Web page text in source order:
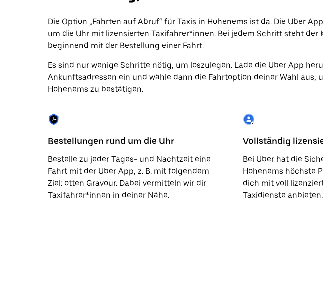
Drücke
die
Escape-
Taste,
um
den
Kalender
zu
Die Option „Fahrten auf Abruf“ für Taxis in Hohenems ist da. Die Uber
um die Uhr mit lizensierten Taxifahrer*innen. Bei jedem Schritt steht
beginnend mit der Bestellung einer Fahrt.
Es sind nur wenige Schritte nötig, um loszulegen. Lade die Uber App
Ankunftsadressen ein und wähle dann die Fahrtoption deiner Wahl aus,
Hohenems zu bestätigen.
Bestellungen rund um die Uhr
Bestelle zu jeder Tages- und Nachtzeit eine
Fahrt mit der Uber App, z. B. mit folgendem
Ziel: otten Gravour. Dabei vermitteln wir dir
Taxifahrer*innen in deiner Nähe.
Vollständig
Bei Uber hat die
Hohenems höchste
dich mit voll
Taxidienste anbieten.